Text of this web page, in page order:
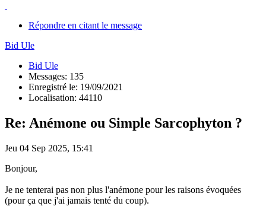
Répondre en citant le message
Bid Ule
Bid Ule
Messages: 135
Enregistré le: 19/09/2021
Localisation: 44110
Re: Anémone ou Simple Sarcophyton ?
Jeu 04 Sep 2025, 15:41
Bonjour,
Je ne tenterai pas non plus l'anémone pour les raisons évoquées
(pour ça que j'ai jamais tenté du coup).